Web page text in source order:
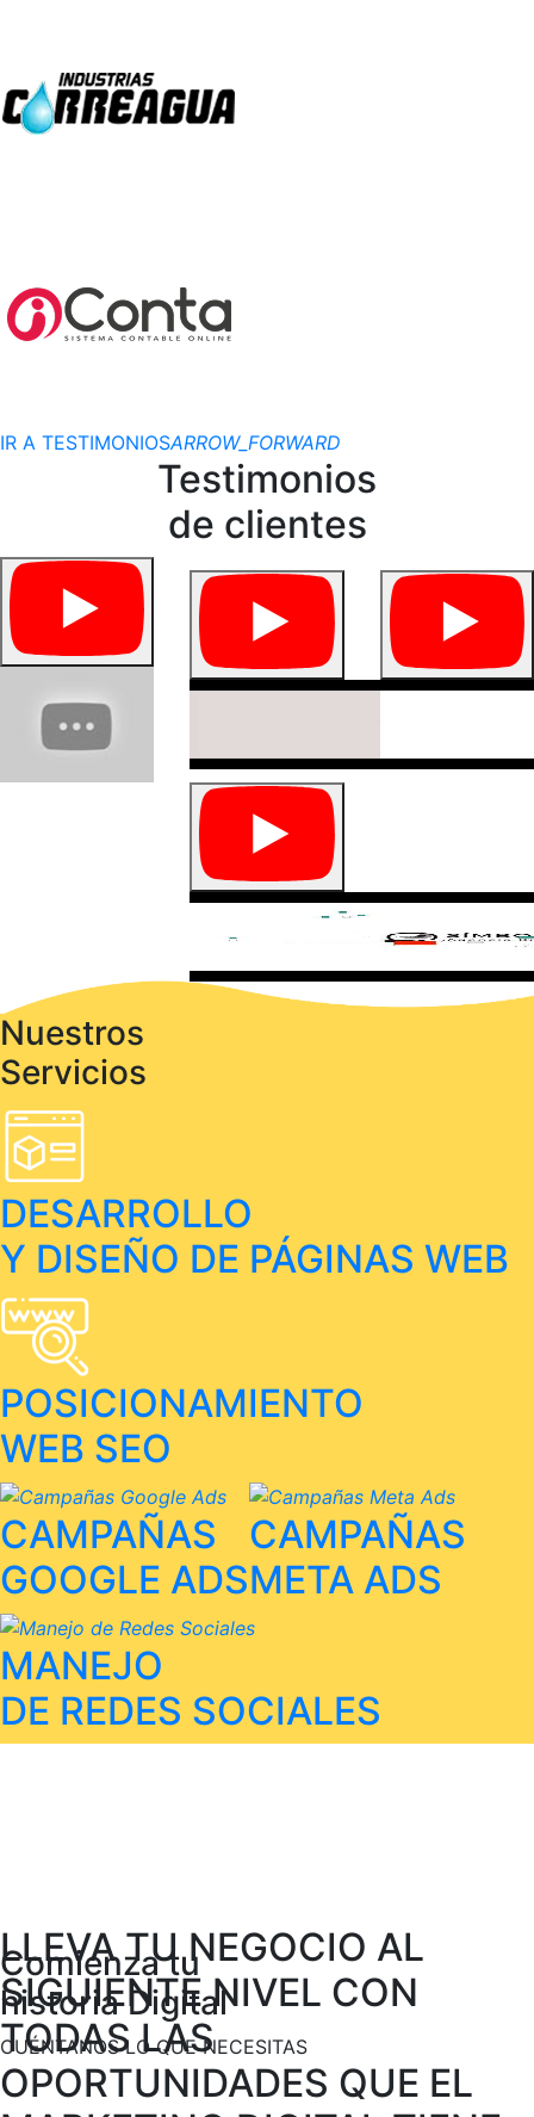
IR A TESTIMONIOSARROW_FORWARD
Testimonios
de clientes
Nuestros
Servicios
DESARROLLO
Y DISEÑO DE PÁGINAS WEB
POSICIONAMIENTO
WEB SEO
CAMPAÑAS
GOOGLE ADS
CAMPAÑAS
META ADS
MANEJO
DE REDES SOCIALES
LLEVA TU NEGOCIO AL
SIGUIENTE NIVEL CON
TODAS LAS
OPORTUNIDADES QUE EL
Comienza tu
historia Digital
CUÉNTANOS LO QUE NECESITAS